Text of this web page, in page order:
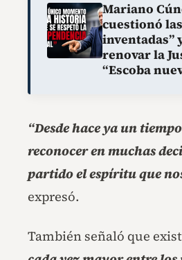
Mariano
cuestionó
inventadas”
renovar la
“Escoba
“Desde hace ya un
reconocer en muchas
partido el espíritu que
expresó.
También señaló que